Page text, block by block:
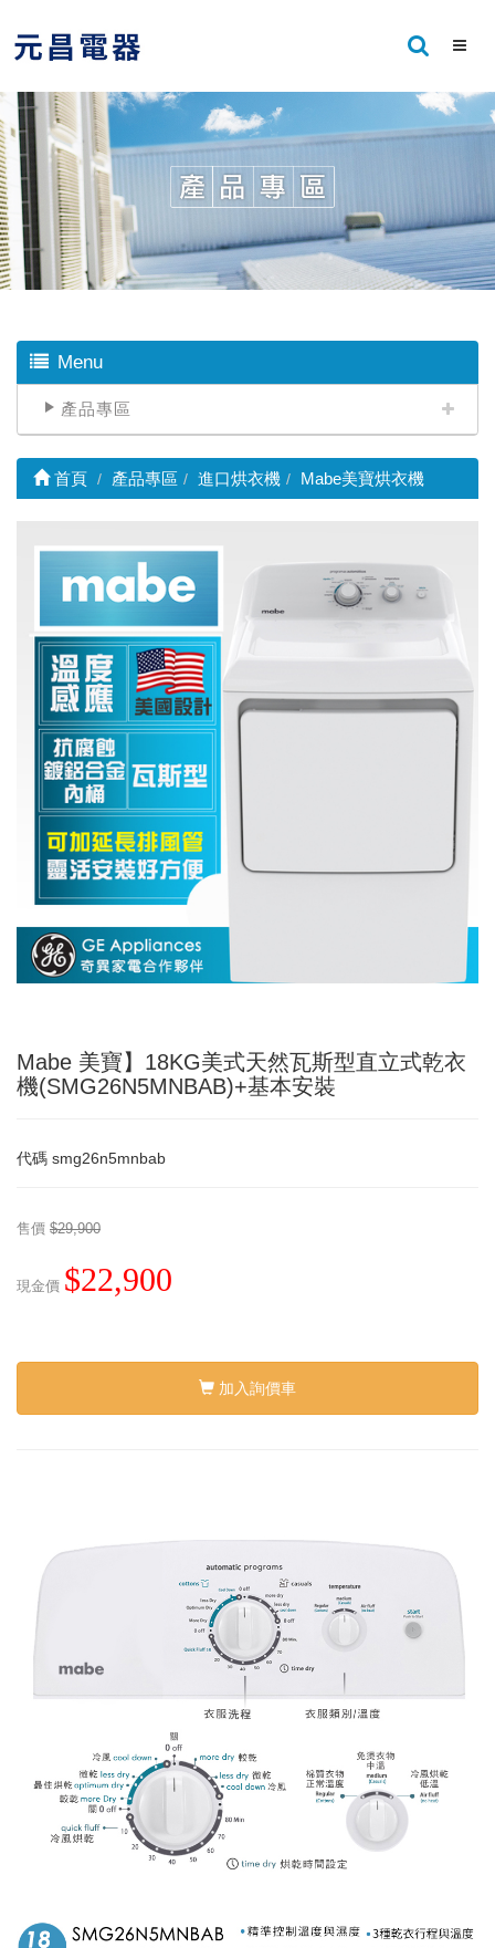
Menu
產品專區
首頁 產品專區 進口烘衣機 Mabe美寶烘衣機
Mabe 美寶】18KG美式天然瓦斯型直立式乾衣
機(SMG26N5MNBAB)+基本安裝
代碼 smg26n5mnbab
售價 $29,900
現金價 $22,900
加入詢價車